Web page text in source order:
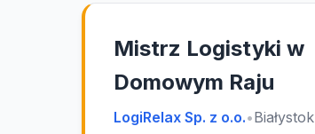
Mistrz Logistyki w
Domowym Raju
LogiRelax Sp. z o.o.•Białystok